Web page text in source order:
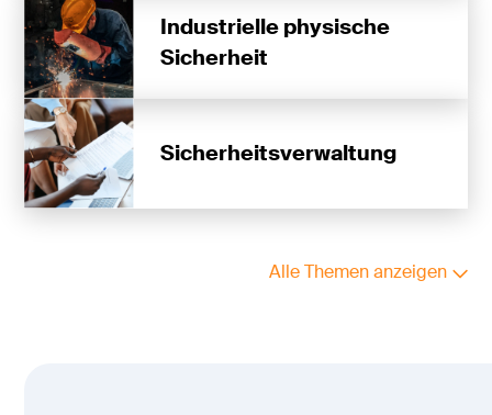
Industrielle physische
Sicherheit
Sicherheitsverwaltung
Alle Themen anzeigen